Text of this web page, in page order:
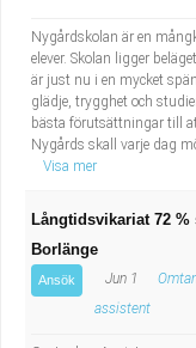
Nygårdskolan är en
elever. Skolan ligger
är just nu i en mycket
glädje, trygghet och
bästa förutsättningar till
Nygårds skall varje dag
Visa mer
Långtidsvikariat 72
Borlänge
Ansök Jun 1
assistent